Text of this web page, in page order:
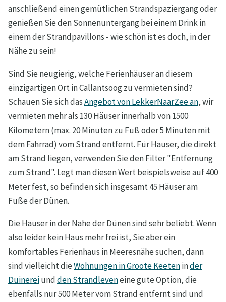
anschließend einen gemütlichen Strandspaziergang oder
genießen Sie den Sonnenuntergang bei einem Drink in
einem der Strandpavillons - wie schön ist es doch, in der
Nähe zu sein!
Sind Sie neugierig, welche Ferienhäuser an diesem
einzigartigen Ort in Callantsoog zu vermieten sind?
Schauen Sie sich dasAngebot von LekkerNaarZee an, wir
vermieten mehr als 130 Häuser innerhalb von 1500
Kilometern (max. 20 Minuten zu Fuß oder 5 Minuten mit
dem Fahrrad) vom Strand entfernt. Für Häuser, die direkt
am Strand liegen, verwenden Sie den Filter "Entfernung
zum Strand". Legt man diesen Wert beispielsweise auf 400
Meter fest, so befinden sich insgesamt 45 Häuser am
Fuße der Dünen.
Die Häuser in der Nähe der Dünen sind sehr beliebt. Wenn
also leider kein Haus mehr frei ist, Sie aber ein
komfortables Ferienhaus in Meeresnähe suchen, dann
sind vielleicht dieWohnungen in Groote Keeteninder
Duinereiundden Strandleveneine gute Option, die
ebenfalls nur 500 Meter vom Strand entfernt sind und